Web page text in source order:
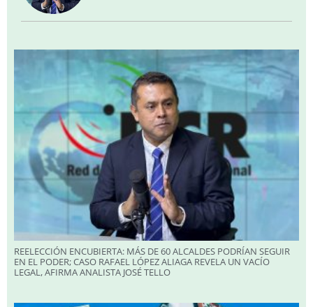
REELECCIÓN ENCUBIERTA: MÁS DE 60 ALCALDES PODRÍAN SEGUIR
EN EL PODER; CASO RAFAEL LÓPEZ ALIAGA REVELA UN VACÍO
LEGAL, AFIRMA ANALISTA JOSÉ TELLO